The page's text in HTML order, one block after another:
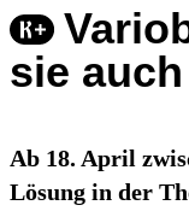
sie
Ab 18. April
Lösung in der